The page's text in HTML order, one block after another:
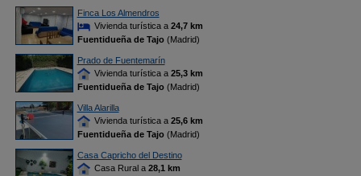
Finca Los Almendros
Vivienda turística a 24,7 km
Fuentidueña de Tajo(Madrid)
Prado de Fuentemarín
Vivienda turística a 25,3 km
Fuentidueña de Tajo(Madrid)
Villa Alarilla
Vivienda turística a 25,6 km
Fuentidueña de Tajo(Madrid)
Casa Capricho del Destino
Casa Rural a 28,1 km